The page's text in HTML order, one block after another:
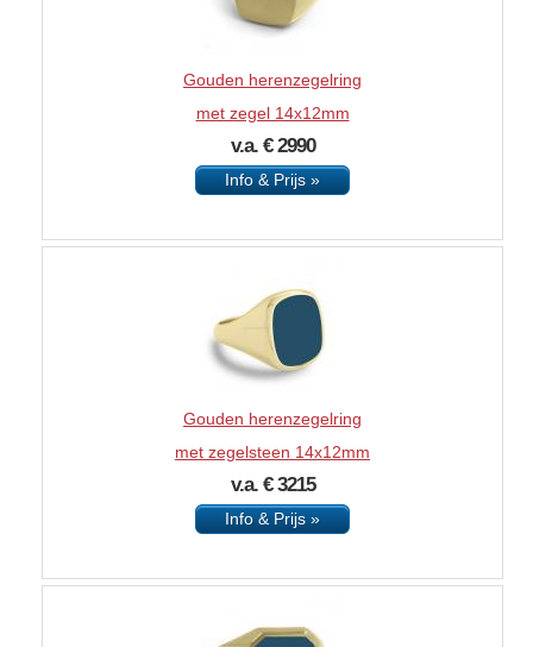
Gouden herenzegelring
met zegel 14x12mm
v.a. € 2990
Info & Prijs »
Gouden herenzegelring
met zegelsteen 14x12mm
v.a. € 3215
Info & Prijs »